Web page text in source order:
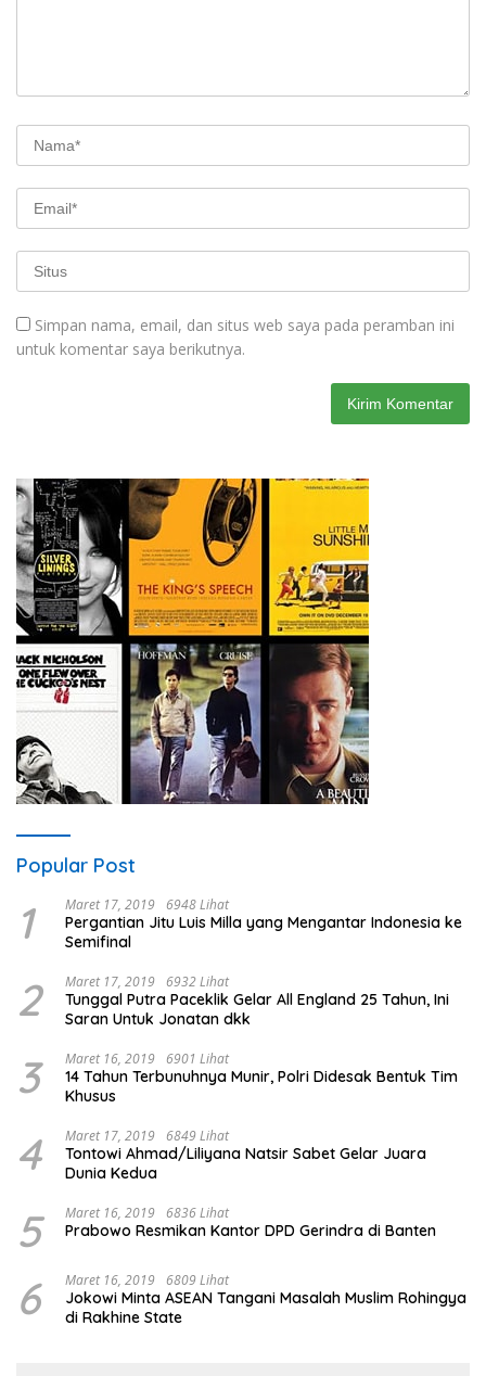
Simpan nama, email, dan situs web saya pada peramban ini
untuk komentar saya berikutnya.
Popular Post
1 Maret 17, 2019 6948 Lihat
Pergantian Jitu Luis Milla yang Mengantar Indonesia ke
Semifinal
2 Maret 17, 2019 6932 Lihat
Tunggal Putra Paceklik Gelar All England 25 Tahun, Ini
Saran Untuk Jonatan dkk
3 Maret 16, 2019 6901 Lihat
14 Tahun Terbunuhnya Munir, Polri Didesak Bentuk Tim
Khusus
4 Maret 17, 2019 6849 Lihat
Tontowi Ahmad/Liliyana Natsir Sabet Gelar Juara
Dunia Kedua
5 Maret 16, 2019 6836 Lihat
Prabowo Resmikan Kantor DPD Gerindra di Banten
6 Maret 16, 2019 6809 Lihat
Jokowi Minta ASEAN Tangani Masalah Muslim Rohingya
di Rakhine State